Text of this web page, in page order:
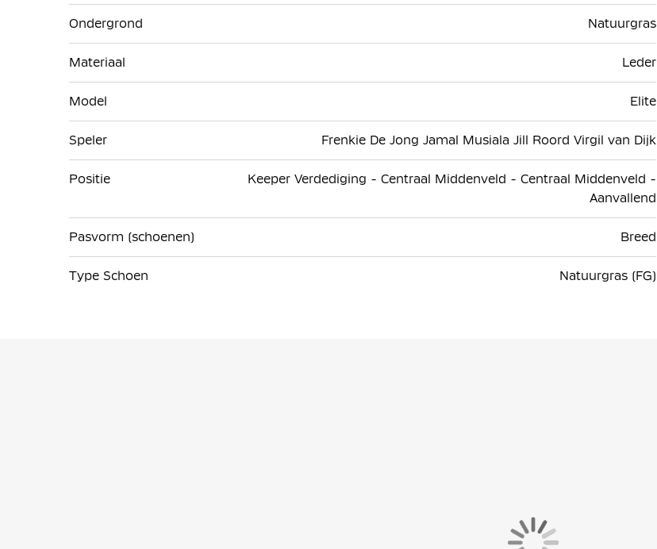
Ondergrond Natuurgras
Materiaal Leder
Model Elite
Speler Frenkie De Jong Jamal Musiala Jill Roord Virgil van Dijk
Positie
Keeper Verdediging - Centraal Middenveld - Centraal Middenveld -
Aanvallend
Pasvorm (schoenen) Breed
Type Schoen Natuurgras (FG)